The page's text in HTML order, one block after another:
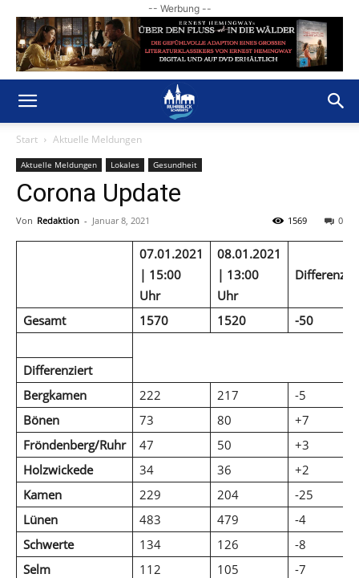
-- Werbung --
Start Aktuelle Meldungen
Aktuelle Meldungen Lokales Gesundheit
Corona Update
Von Redaktion - Januar 8, 2021 0
1569
07.01.2021
| 15:00
Uhr
08.01.2021
| 13:00
Uhr
Differenz
Gesamt 1570 1520 -50
Differenziert
Bergkamen
222 217
-5
Bönen
73 80
+7
Fröndenberg/Ruhr
47 50
+3
Holzwickede
34 36
+2
Kamen
229 204
-25
Lünen
483 479
-4
Schwerte
134 126
-8
Selm
112 105
-7